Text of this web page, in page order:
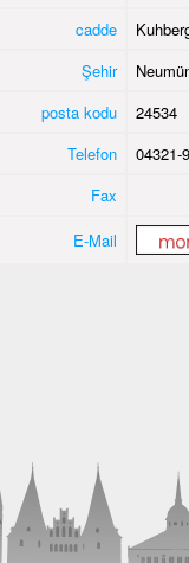
cadde
Şehir
posta kodu
24534
Telefon
04321-
Fax
E-Mail